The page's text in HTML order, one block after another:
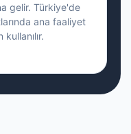
gelir. Türkiye'de
ana faaliyet